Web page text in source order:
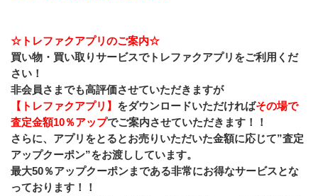
☆トレファクアプリのご案内☆
買い物・買い取りサービスでトレファクアプリをご利用くだ
さい！
非会員さまでも高評価させていただきますが
【トレファクアプリ】 をダウンロードいただければその場で
査定金額10％アップでご案内させていただきます！！
さらに、アプリをとるとお売りいただいた金額に応じて”査定
アップクーポン”をお渡ししています。
最大50％アップクーポンまである非常にお得なサービスとな
っております！！